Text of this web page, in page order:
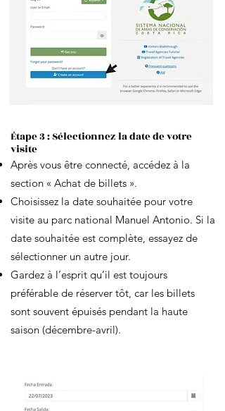
Étape 3 : Sélectionnez la date de votre
visite
Après vous être connecté, accédez à la
section « Achat de billets ».
Choisissez la date souhaitée pour votre
visite au parc national Manuel Antonio. Si la
date souhaitée est complète, essayez de
sélectionner un autre jour.
Gardez à l’esprit qu’il est toujours
préférable de réserver tôt, car les billets
sont souvent épuisés pendant la haute
saison (décembre-avril).